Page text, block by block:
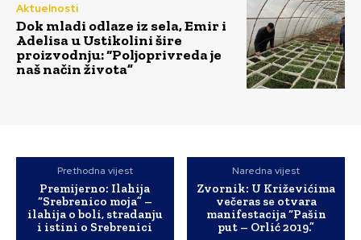
Aktuelnosti
Dok mladi odlaze iz sela, Emir i
Adelisa u Ustikolini šire
proizvodnju: “Poljoprivreda je
naš način života”
Prethodna vijest
Premijerno: Ilahija
“Srebrenico moja” –
ilahija o boli, stradanju
i istini o Srebrenici
Naredna vijest
Zvornik: U Križevićima
večeras se otvara
manifestacija “Pašin
put – Orlić 2019.”